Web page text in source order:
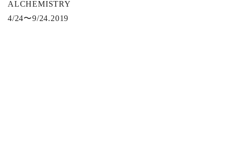
ALCHEMISTRY
4/24〜9/24.2019